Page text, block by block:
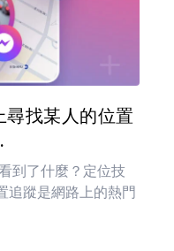
找某人的位置
到了什麼？定位技
追蹤是網路上的熱門